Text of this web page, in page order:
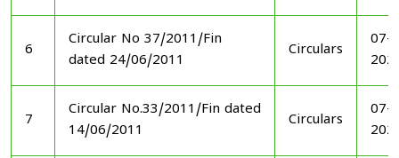
6
Circular No 37/2011/Fin
dated 24/06/2011
Circulars
07-
7
Circular No.33/2011/Fin dated
14/06/2011
Circulars
07-